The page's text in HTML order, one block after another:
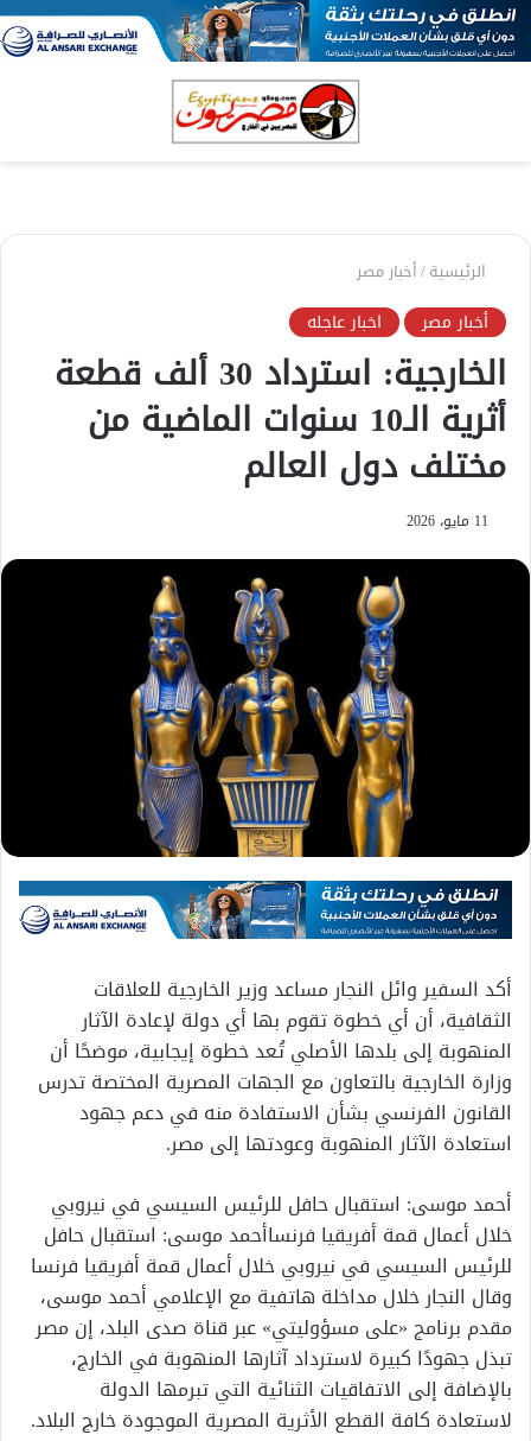
الرئيسية/أخبار مصر
أخبار مصر اخبار عاجله
الخارجية: استرداد 30 ألف قطعة
أثرية الـ10 سنوات الماضية من
مختلف دول العالم
11 مايو، 2026
أكد السفير وائل النجار مساعد وزير الخارجية للعلاقات
الثقافية، أن أي خطوة تقوم بها أي دولة لإعادة الآثار
المنهوبة إلى بلدها الأصلي تُعد خطوة إيجابية، موضحًا أن
وزارة الخارجية بالتعاون مع الجهات المصرية المختصة تدرس
القانون الفرنسي بشأن الاستفادة منه في دعم جهود
استعادة الآثار المنهوبة وعودتها إلى مصر.
أحمد موسى: استقبال حافل للرئيس السيسي في نيروبي
خلال أعمال قمة أفريقيا فرنساأحمد موسى: استقبال حافل
للرئيس السيسي في نيروبي خلال أعمال قمة أفريقيا فرنسا
وقال النجار خلال مداخلة هاتفية مع الإعلامي أحمد موسى،
مقدم برنامج «على مسؤوليتي» عبر قناة صدى البلد، إن مصر
تبذل جهودًا كبيرة لاسترداد آثارها المنهوبة في الخارج،
بالإضافة إلى الاتفاقيات الثنائية التي تبرمها الدولة
لاستعادة كافة القطع الأثرية المصرية الموجودة خارج البلاد.